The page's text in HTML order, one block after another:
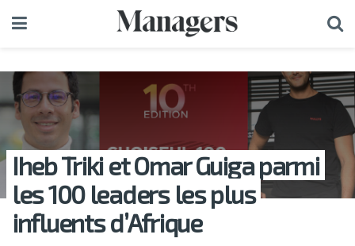
Iheb Triki et Omar Guiga parmi
les 100 leaders les plus
influents d’Afrique